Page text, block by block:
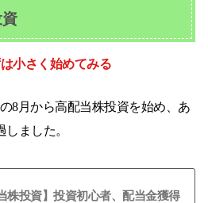
小さく始めてみる
8月から高配当株投資を始め、あ
ました。
株投資】投資初心者、配当金獲得